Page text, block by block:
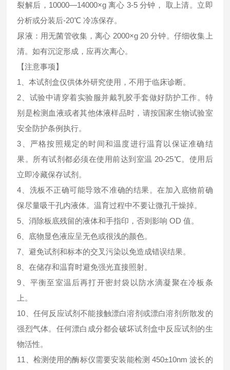
裂解后，10000—14000×g 离心 3-5 分钟， 取上清。立即
分析或分装后-20℃ 冷冻保存。
尿液：用无菌管收集，离心 2000×g 20 分钟。仔细收集上
清。如有沉淀形成，应再次离心。
【注意事项】
1、本试剂盒仅供体外研究使用，不用于临床诊断。
2、试验中请穿着实验服并戴乳胶手套做好防护工作。特
别是检测血液或者其他体液样品时，请按国家生物试验室
安全防护条例执行。
3、严格按照规定的时间和温度进行温育以保证准确结
果。所有试剂都必须在使用前达到室温 20-25℃。使用后
立即冷藏保存试剂。
4、洗板不正确可能导致不准确的结果。在加入底物前确
保尽量吸干孔内液体。温育过程中不要让微孔干燥掉。
5、消除板底残留的液体和手指印，否则影响 OD 值。
6、底物显色液应呈无色或很浅的颜色。
7、避免试剂和标本的交叉污染以免造成错误结果。
8、在储存和温育时避免强光直接照射。
9、平衡至室温后再打开密封袋以防水滴凝聚在冷板条
上。
10、任何反应试剂不能接触漂白溶剂或漂白溶剂所散发的
强烈气体。任何漂白成分都会破坏试剂盒中反应试剂的生
物活性。
11、检测使用的酶标仪需要安装能检测 450±10nm 波长的